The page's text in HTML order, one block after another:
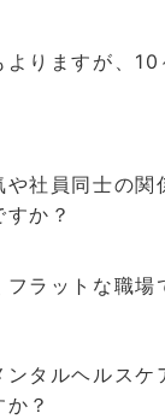
よりますが、
や社員同士の関
か？
ラットな職場
ンタルヘルスケ
？